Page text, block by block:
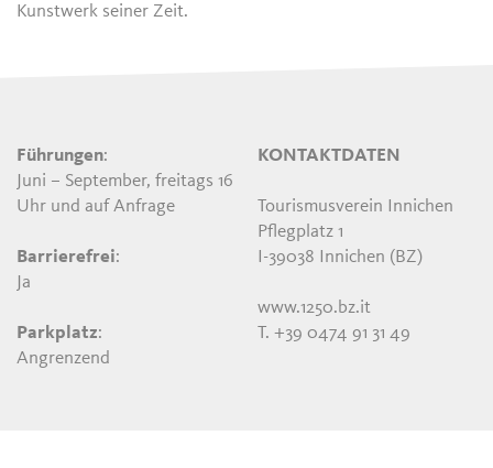
Kunstwerk seiner Zeit.
Führungen:
Juni – September, freitags 16
Uhr und auf Anfrage
Barrierefrei:
Ja
Parkplatz:
Angrenzend
KONTAKTDATEN
Tourismusverein Innichen
Pflegplatz 1
I-39038 Innichen (BZ)
www.1250.bz.it
T. +39 0474 91 31 49